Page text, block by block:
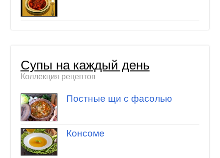
Супы на каждый день
Коллекция рецептов
Постные щи с фасолью
Консоме